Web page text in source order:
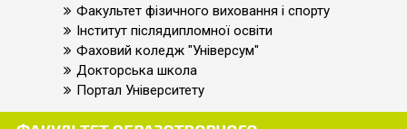
Факультет фізичного виховання і спорту
Інститут післядипломної освіти
Фаховий коледж "Універсум"
Докторська школа
Портал Університету